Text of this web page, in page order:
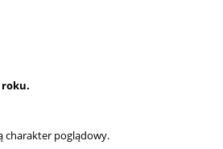
roku.
charakter poglądowy.